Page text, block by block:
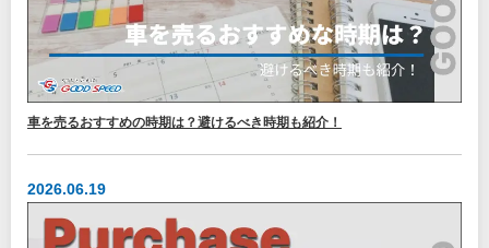
車を売るおすすめの時期は？避けるべき時期も紹介！
2026.06.19